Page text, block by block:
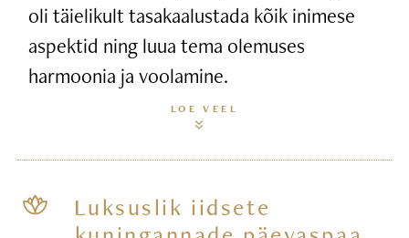
oli täielikult tasakaalustada kõik inimese
aspektid ning luua tema olemuses
harmoonia ja voolamine.
LOE VEEL
Luksuslik iidsete